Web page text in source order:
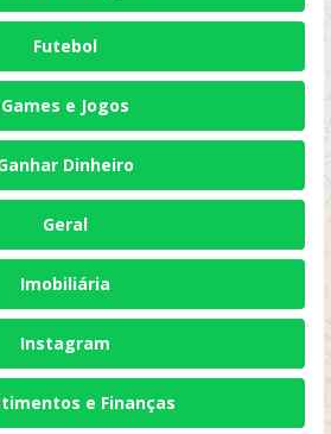
Futebol
Games e Jogos
Dinheiro
Geral
Imobiliária
Instagram
e Finanças